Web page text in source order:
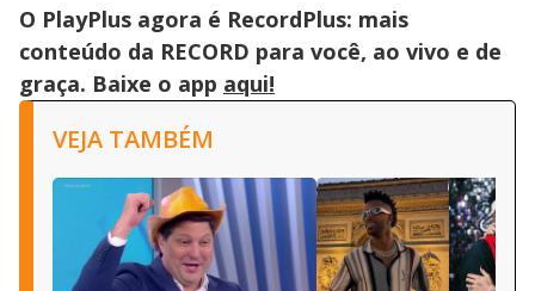
O PlayPlus agora é RecordPlus: mais
conteúdo da RECORD para você, ao vivo e de
graça. Baixe o app aqui!
VEJA TAMBÉM